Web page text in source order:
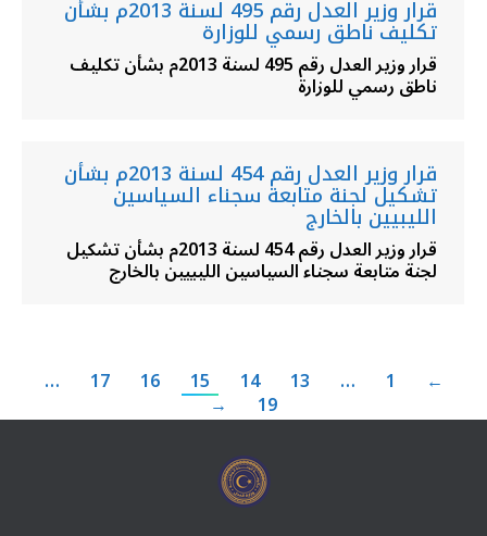
قرار وزير العدل رقم 495 لسنة 2013م بشأن
تكليف ناطق رسمي للوزارة
قرار وزير العدل رقم 495 لسنة 2013م بشأن تكليف
ناطق رسمي للوزارة
قرار وزير العدل رقم 454 لسنة 2013م بشأن
تشكيل لجنة متابعة سجناء السياسين
الليبيين بالخارج
قرار وزير العدل رقم 454 لسنة 2013م بشأن تشكيل
لجنة متابعة سجناء السياسين الليبيين بالخارج
←
1
…
13
14
15
16
17
…
19
→